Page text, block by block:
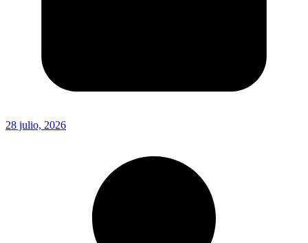
28 julio, 2026